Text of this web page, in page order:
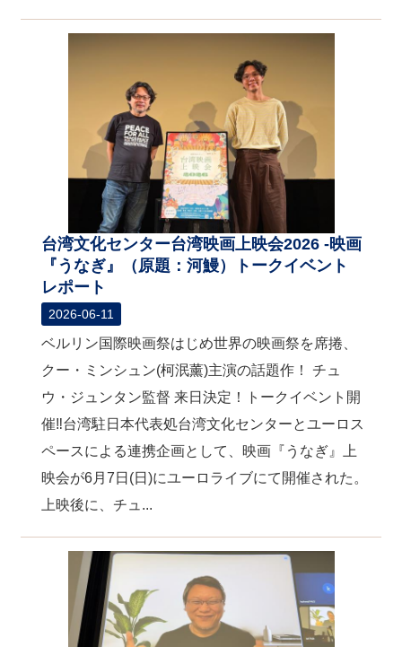
台湾文化センター台湾映画上映会2026 -映画
『うなぎ』（原題：河鰻）トークイベント
レポート
2026-06-11
ベルリン国際映画祭はじめ世界の映画祭を席捲、
クー・ミンシュン(柯泯薰)主演の話題作！ チュ
ウ・ジュンタン監督 来日決定！トークイベント開
催‼台湾駐日本代表処台湾文化センターとユーロス
ペースによる連携企画として、映画『うなぎ』上
映会が6月7日(日)にユーロライブにて開催された。
上映後に、チュ...